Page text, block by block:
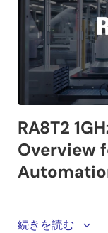
The RA8T2
続きを読む